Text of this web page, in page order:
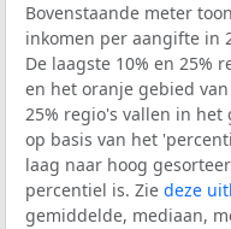
Bovenstaande meter
inkomen per aangifte in
De laagste 10% en 25%
en het oranje gebied
25% regio's vallen in het
op basis van het
laag naar hoog
percentiel is. Zie deze
gemiddelde, mediaan,